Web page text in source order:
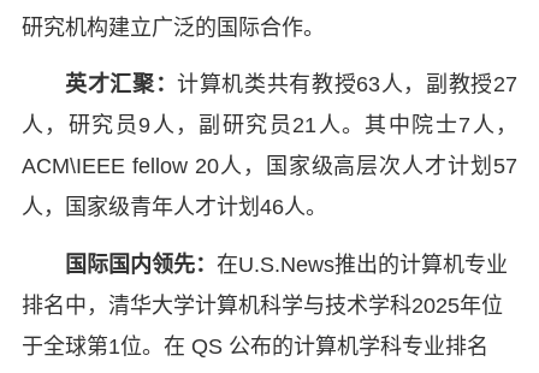
研究机构建立广泛的国际合作。
英才汇聚：计算机类共有教授63人，副教授27
人，研究员9人，副研究员21人。其中院士7人，
ACM\IEEE fellow 20人，国家级高层次人才计划57
人，国家级青年人才计划46人。
国际国内领先： 在U.S.News推出的计算机专业
排名中，清华大学计算机科学与技术学科2025年位
于全球第1位。在 QS 公布的计算机学科专业排名